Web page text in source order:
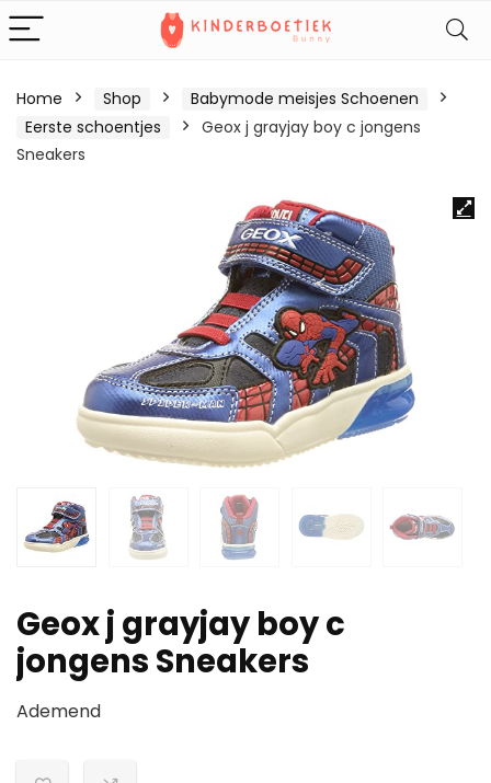
Home Shop
Babymode meisjes Schoenen
Eerste schoentjes
Geox j grayjay boy c jongens
Sneakers
Geox j grayjay boy c
jongens Sneakers
Ademend